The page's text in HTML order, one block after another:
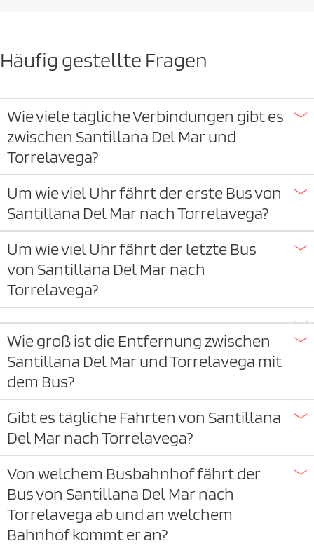
Häufig gestellte Fragen
Wie viele tägliche Verbindungen gibt es
zwischen Santillana Del Mar und
Torrelavega?
Um wie viel Uhr fährt der erste Bus von
Santillana Del Mar nach Torrelavega?
Um wie viel Uhr fährt der letzte Bus
von Santillana Del Mar nach
Torrelavega?
Wie groß ist die Entfernung zwischen
Santillana Del Mar und Torrelavega mit
dem Bus?
Gibt es tägliche Fahrten von Santillana
Del Mar nach Torrelavega?
Von welchem Busbahnhof fährt der
Bus von Santillana Del Mar nach
Torrelavega ab und an welchem
Bahnhof kommt er an?